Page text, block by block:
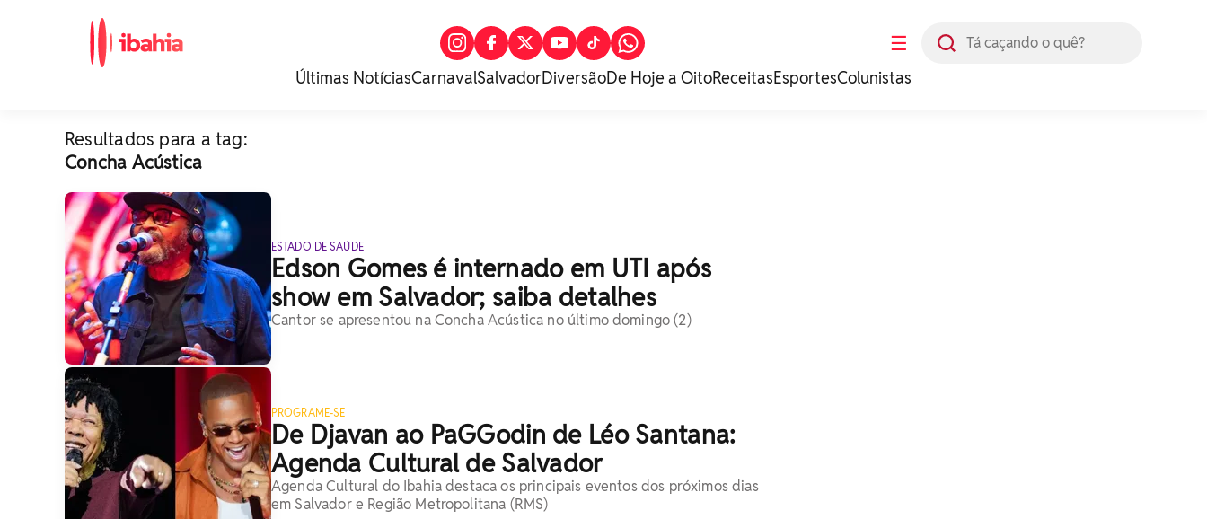
☰
Últimas NotíciasCarnavalSalvadorDiversãoDe Hoje a OitoReceitasEsportesColunistas
Resultados para a tag:
Concha Acústica
ESTADO DE SAÚDE
Edson Gomes é internado em UTI após
show em Salvador; saiba detalhes
Cantor se apresentou na Concha Acústica no último domingo (2)
PROGRAME-SE
De Djavan ao PaGGodin de Léo Santana:
Agenda Cultural de Salvador
Agenda Cultural do Ibahia destaca os principais eventos dos próximos dias
em Salvador e Região Metropolitana (RMS)